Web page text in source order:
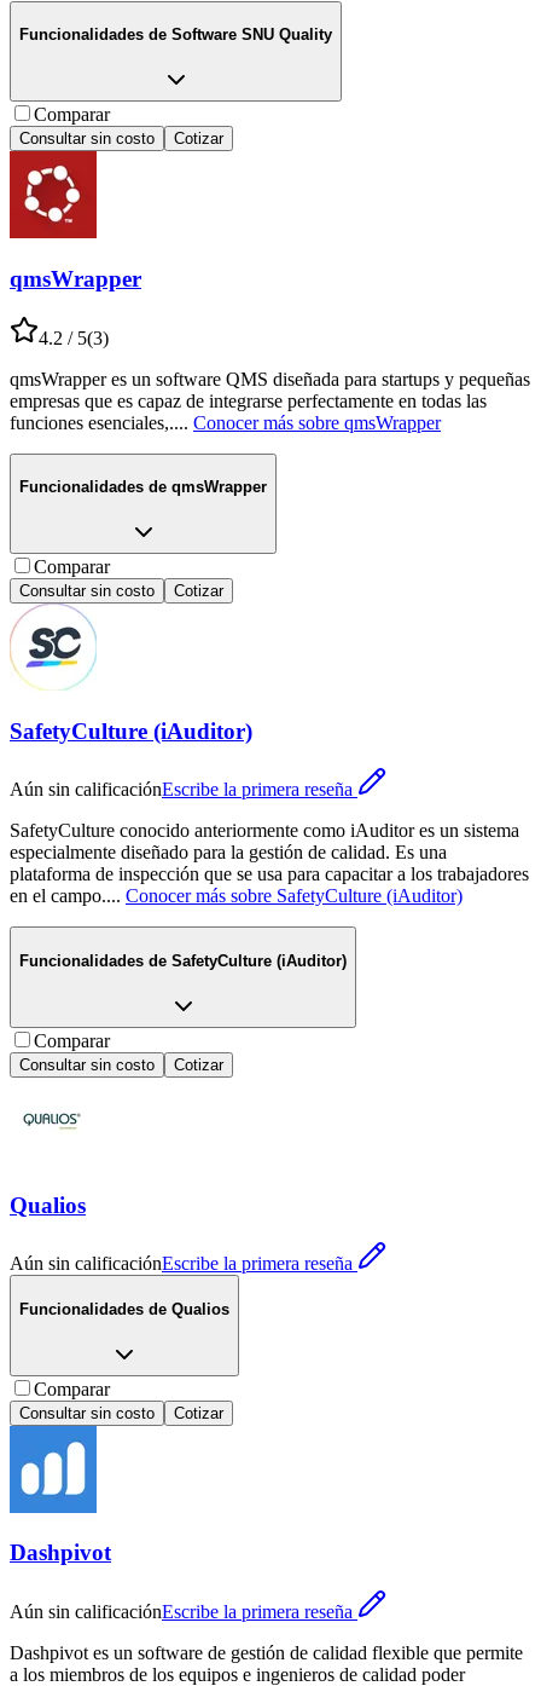
Funcionalidades de Software SNU Quality
Comparar
Consultar sin costo Cotizar
qmsWrapper
4.2 / 5(3)
qmsWrapper es un software QMS diseñada para startups y pequeñas
empresas que es capaz de integrarse perfectamente en todas las
funciones esenciales,.... Conocer más sobre qmsWrapper
Funcionalidades de qmsWrapper
Comparar
Consultar sin costo Cotizar
SafetyCulture (iAuditor)
Aún sin calificaciónEscribe la primera reseña
SafetyCulture conocido anteriormente como iAuditor es un sistema
especialmente diseñado para la gestión de calidad. Es una
plataforma de inspección que se usa para capacitar a los trabajadores
en el campo.... Conocer más sobre SafetyCulture (iAuditor)
Funcionalidades de SafetyCulture (iAuditor)
Comparar
Consultar sin costo Cotizar
Qualios
Aún sin calificaciónEscribe la primera reseña
Funcionalidades de Qualios
Comparar
Consultar sin costo Cotizar
Dashpivot
Aún sin calificaciónEscribe la primera reseña
Dashpivot es un software de gestión de calidad flexible que permite
a los miembros de los equipos e ingenieros de calidad poder